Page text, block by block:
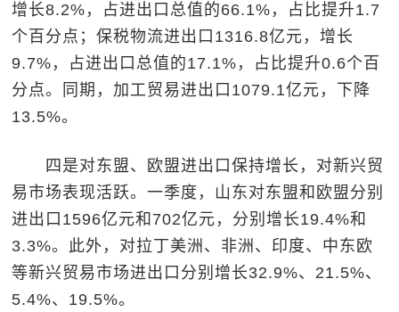
增长8.2%，占进出口总值的66.1%，占比提升1.7
个百分点；保税物流进出口1316.8亿元，增长
9.7%，占进出口总值的17.1%，占比提升0.6个百
分点。同期，加工贸易进出口1079.1亿元，下降
13.5%。
四是对东盟、欧盟进出口保持增长，对新兴贸
易市场表现活跃。一季度，山东对东盟和欧盟分别
进出口1596亿元和702亿元，分别增长19.4%和
3.3%。此外，对拉丁美洲、非洲、印度、中东欧
等新兴贸易市场进出口分别增长32.9%、21.5%、
5.4%、19.5%。